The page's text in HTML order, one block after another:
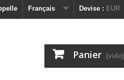
Devise : EUR
Français
Panier (vide)